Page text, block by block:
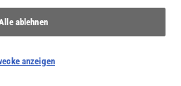
ANMELDEN!
finden Sie in unserer
ablehnen
anzeigen